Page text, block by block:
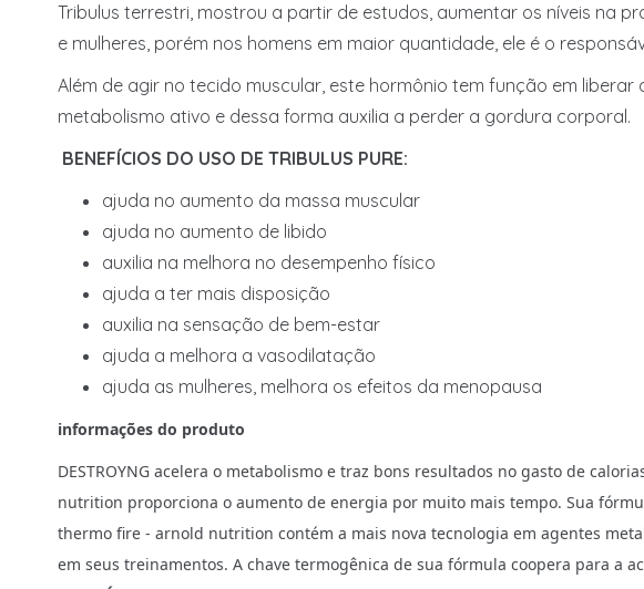
Tribulus terrestri, mostrou a partir de estudos, aumentar os níveis na
e mulheres, porém nos homens em maior quantidade, ele é o
Além de agir no tecido muscular, este hormônio tem função em
metabolismo ativo e dessa forma auxilia a perder a gordura corporal.
BENEFÍCIOS DO USO DE TRIBULUS PURE:
ajuda no aumento da massa muscular
ajuda no aumento de libido
auxilia na melhora no desempenho físico
ajuda a ter mais disposição
auxilia na sensação de bem-estar
ajuda a melhora a vasodilatação
ajuda as mulheres, melhora os efeitos da menopausa
informações do produto
DESTROYNG acelera o metabolismo e traz bons resultados no gasto de
nutrition proporciona o aumento de energia por muito mais tempo. Sua
thermo fire - arnold nutrition contém a mais nova tecnologia em agentes
em seus treinamentos. A chave termogênica de sua fórmula coopera para a